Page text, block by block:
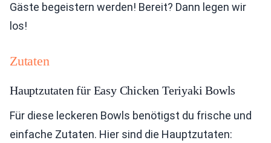
Gäste begeistern werden! Bereit? Dann legen wir
los!
Zutaten
Hauptzutaten für Easy Chicken Teriyaki Bowls
Für diese leckeren Bowls benötigst du frische und
einfache Zutaten. Hier sind die Hauptzutaten: